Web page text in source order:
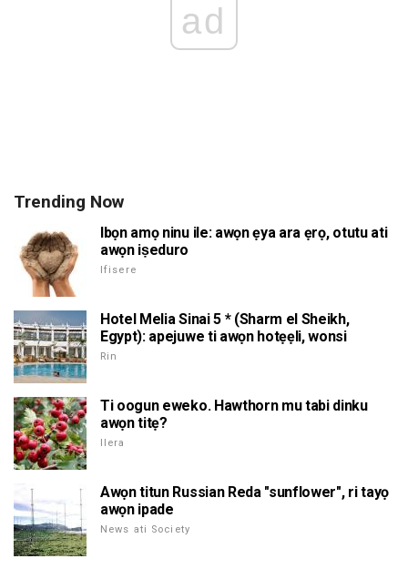
ad
Trending Now
Ibọn amọ ninu ile: awọn ẹya ara ẹrọ, otutu ati
awọn iṣeduro
Ifisere
Hotel Melia Sinai 5 * (Sharm el Sheikh,
Egypt): apejuwe ti awọn hotẹẹli, wonsi
Rin
Ti oogun eweko. Hawthorn mu tabi dinku
awọn titẹ?
Ilera
Awọn titun Russian Reda "sunflower", ri tayọ
awọn ipade
News ati Society